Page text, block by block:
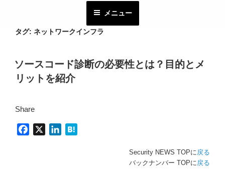
メニュー
タグ: ネットワークインフラ
ソースコード診断の必要性とは？目的とメ
リットを紹介
Share
Security NEWS TOPに 戻る
バックナンバー TOPに 戻る